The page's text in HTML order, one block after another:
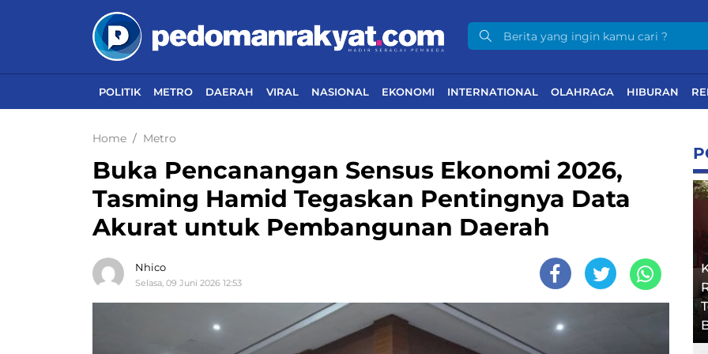
POLITIK METRO DAERAH VIRAL NASIONAL EKONOMI INTERNATIONAL OLAHRAGA HIBURAN
Home Metro
Buka Pencanangan Sensus Ekonomi 2026,
Tasming Hamid Tegaskan Pentingnya Data
Akurat untuk Pembangunan Daerah
Nhico
Selasa, 09 Juni 2026 12:53